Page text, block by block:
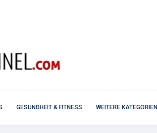
GESUNDHEIT & FITNESS WEITERE KATEGORIEN